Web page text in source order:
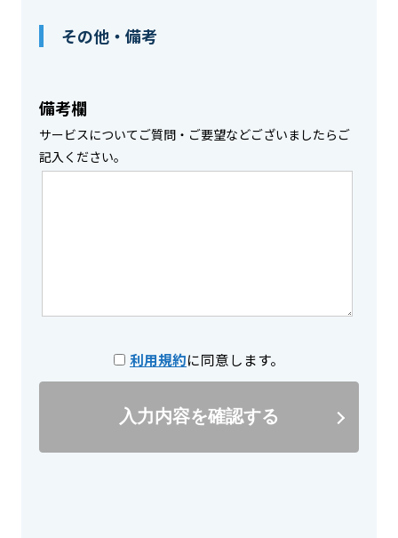
その他・備考
備考欄
サービスについてご質問・ご要望などございましたらご
記入ください。
利用規約に同意します。
入力内容を確認する